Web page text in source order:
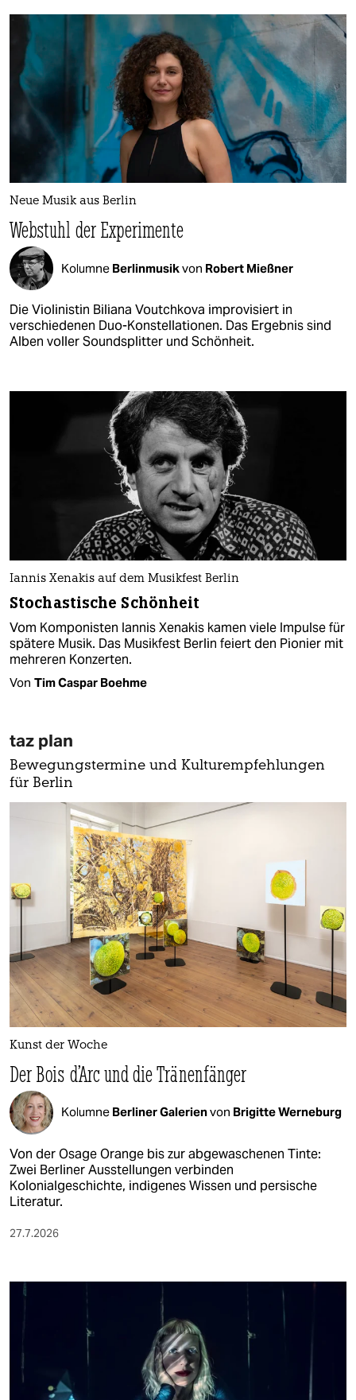
Neue Musik aus Berlin
Webstuhl der Experimente
Kolumne Berlinmusikvon Robert Mießner
Die Violinistin Biliana Voutchkova improvisiert in
verschiedenen Duo-Konstellationen. Das Ergebnis sind
Alben voller Soundsplitter und Schönheit.
Iannis Xenakis auf dem Musikfest Berlin
Stochastische Schönheit
Vom Komponisten Iannis Xenakis kamen viele Impulse für
spätere Musik. Das Musikfest Berlin feiert den Pionier mit
mehreren Konzerten.
Von Tim Caspar Boehme
taz plan
Bewegungstermine und Kulturempfehlungen
für Berlin
Kunst der Woche
Der Bois d’Arc und die Tränenfänger
Kolumne Berliner Galerienvon Brigitte Werneburg
Von der Osage Orange bis zur abgewaschenen Tinte:
Zwei Berliner Ausstellungen verbinden
Kolonialgeschichte, indigenes Wissen und persische
Literatur.
27.7.2026